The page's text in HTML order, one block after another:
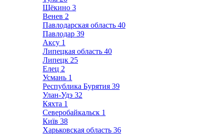
Щёкино 3
Венев 2
Павлодарская область 40
Павлодар 39
Аксу 1
Липецкая область 40
Липецк 25
Елец 2
Усмань 1
Республика Бурятия 39
Улан-Удэ 32
Кяхта 1
Северобайкальск 1
Київ 38
Харьковская область 36